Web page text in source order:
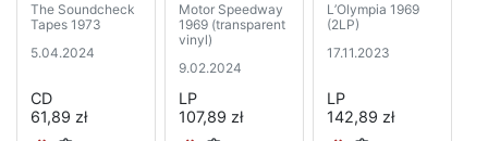
The Soundcheck
Tapes 1973
5.04.2024
CD
61,89 zł
Motor Speedway
1969 (transparent
vinyl)
9.02.2024
LP
107,89 zł
L’Olympia 1969
(2LP)
17.11.2023
LP
142,89 zł